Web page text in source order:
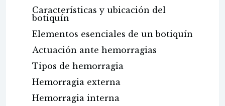
Características y ubicación del
botiquín
Elementos esenciales de un botiquín
Actuación ante hemorragias
Tipos de hemorragia
Hemorragia externa
Hemorragia interna